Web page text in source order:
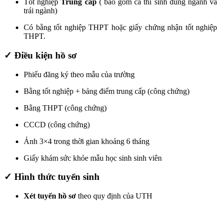
Tốt nghiệpTrung cấp( bao gồm cả thí sinh đúng ngành và
trái ngành)
Có bằng tốt nghiệp THPT hoặc giấy chứng nhận tốt nghiệp
THPT.
✓ Điều kiện hồ sơ
Phiếu đăng ký theo mẫu của trường
Bằng tốt nghiệp + bảng điểm trung cấp (công chứng)
Bằng THPT (công chứng)
CCCD (công chứng)
Ảnh 3×4 trong thời gian khoảng 6 tháng
Giấy khám sức khỏe mẫu học sinh sinh viên
✓ Hình thức tuyển sinh
Xét tuyển hồ sơ theo quy định của UTH